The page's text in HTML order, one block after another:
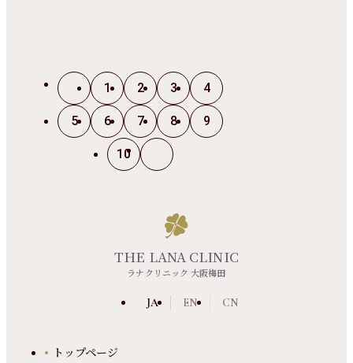
1 2 3 4
5 6 7 8 9
10
THE LANA CLINIC
ラナクリニック 大阪梅田
JA EN CN
トップページ